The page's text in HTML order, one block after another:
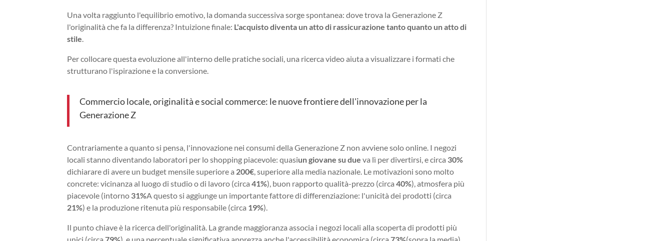
Una volta raggiunto l'equilibrio emotivo, la domanda successiva sorge spontanea: dove trova la Generazione Z
l'originalità che fa la differenza? Intuizione finale: L'acquisto diventa un atto di rassicurazione tanto quanto un atto di
stile
Per collocare questa evoluzione all'interno delle pratiche sociali, una ricerca video aiuta a visualizzare i formati che
strutturano l'ispirazione e la conversione.
Commercio locale, originalità e social commerce: le nuove frontiere dell'innovazione per la
Generazione Z
Contrariamente a quanto si pensa, l'innovazione nei consumi della Generazione Z non avviene solo online. I negozi
locali stanno diventando laboratori per lo shopping piacevole: quasiun giovane su due va lì per divertirsi, e circa 30%
dichiarare di avere un budget mensile superiore a 200€ , superiore alla media nazionale. Le motivazioni sono molto
concrete: vicinanza al luogo di studio o di lavoro (circa41%), buon rapporto qualità-prezzo (circa40%), atmosfera più
piacevole (intorno 31%A questo si aggiunge un importante fattore di differenziazione: l'unicità dei prodotti (circa
21%) e la produzione ritenuta più responsabile (circa 19%).
Il punto chiave è la ricerca dell'originalità. La grande maggioranza associa i negozi locali alla scoperta di prodotti più